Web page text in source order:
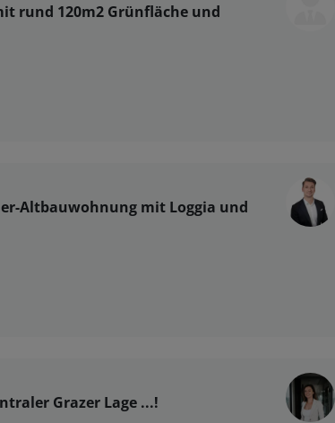
rund 120m2 Grünfläche und
Altbauwohnung mit Loggia und
Grazer Lage ...!